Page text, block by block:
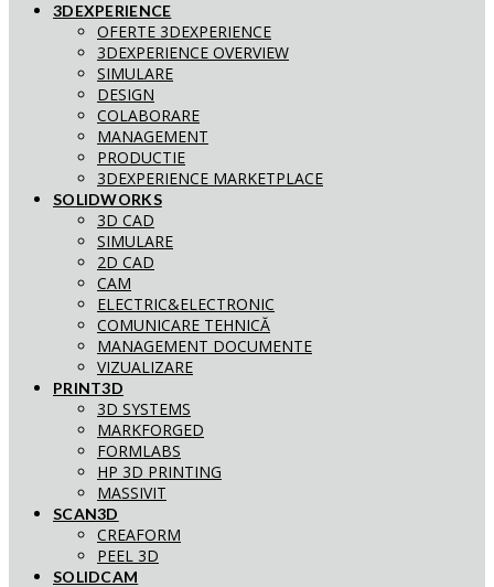
3DEXPERIENCE
OFERTE 3DEXPERIENCE
3DEXPERIENCE OVERVIEW
SIMULARE
DESIGN
COLABORARE
MANAGEMENT
PRODUCTIE
3DEXPERIENCE MARKETPLACE
SOLIDWORKS
3D CAD
SIMULARE
2D CAD
CAM
ELECTRIC&ELECTRONIC
COMUNICARE TEHNICĂ
MANAGEMENT DOCUMENTE
VIZUALIZARE
PRINT3D
3D SYSTEMS
MARKFORGED
FORMLABS
HP 3D PRINTING
MASSIVIT
SCAN3D
CREAFORM
PEEL 3D
SOLIDCAM